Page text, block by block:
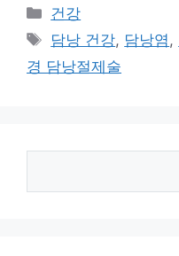
카
테
리
건강
태
그
담낭 건강, 담낭염,
경 담낭절제술